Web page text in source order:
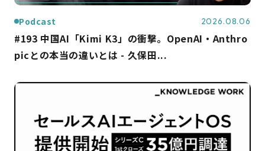
Podcast 2026.08.06
#193 中国AI「Kimi K3」の衝撃。OpenAI・Anthro
picとの本当の違いとは - 久保田...